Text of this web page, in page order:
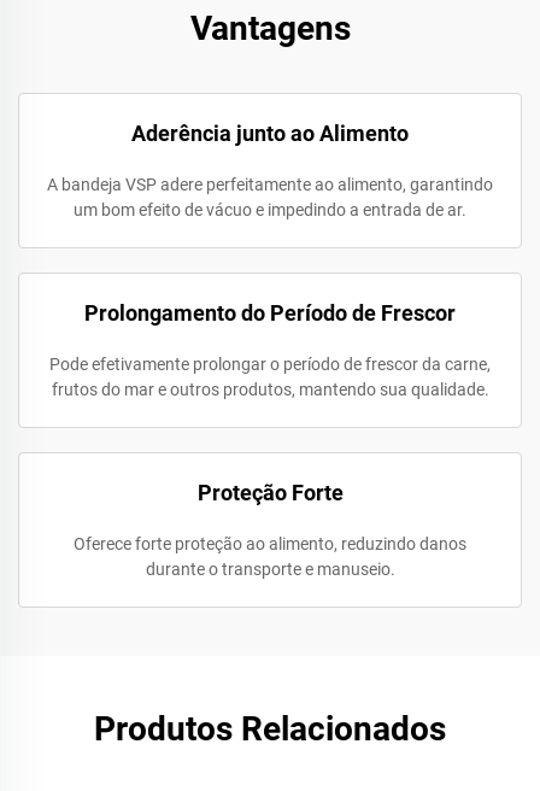
Vantagens
Aderência junto ao Alimento
A bandeja VSP adere perfeitamente ao alimento, garantindo
um bom efeito de vácuo e impedindo a entrada de ar.
Prolongamento do Período de Frescor
Pode efetivamente prolongar o período de frescor da carne,
frutos do mar e outros produtos, mantendo sua qualidade.
Proteção Forte
Oferece forte proteção ao alimento, reduzindo danos
durante o transporte e manuseio.
Produtos Relacionados